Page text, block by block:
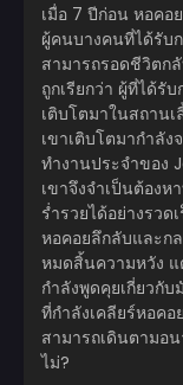
เมื่อ 7 ปีก่อน หอค
ผู้คนบางคนที่ได้รับ
สามารถรอดชีวิตก
ถูกเรียกว่า ผู้ที่ได้รั
เติบโตมาในสถานเ
เขาเติบโตมากำลัง
ทำงานประจำของ
เขาจึงจำเป็นต้องห
ร่ำรวยได้อย่างรว
หอคอยลึกลับและก
หมดสิ้นความหวัง
กำลังพูดคุยเกี่ยวกั
ที่กำลังเคลียร์หอค
สามารถเดินตามอ
ไม่?